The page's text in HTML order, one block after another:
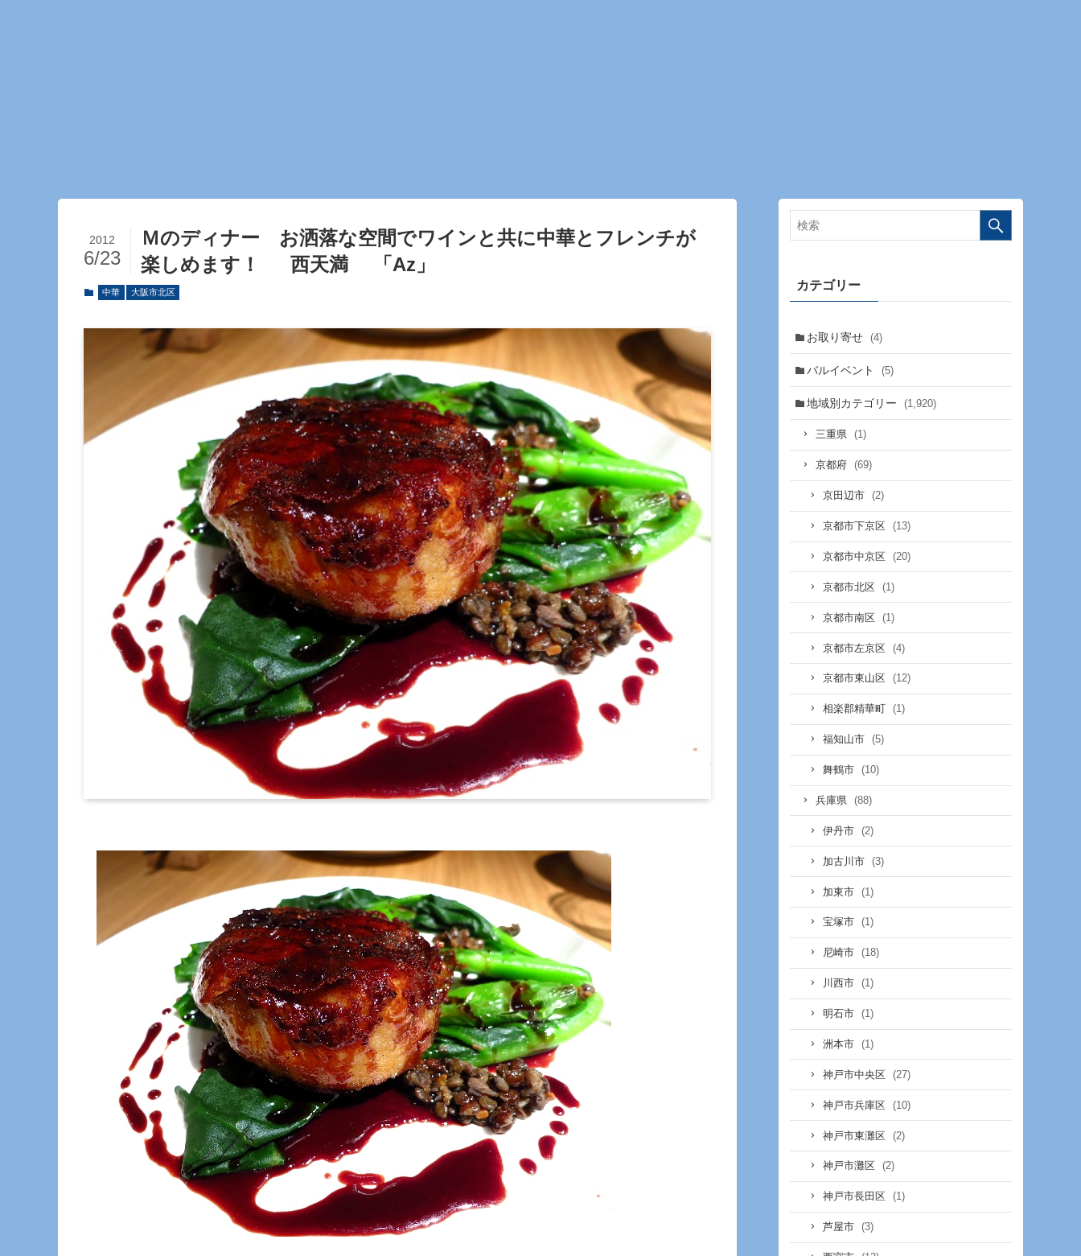
Ｍのディナー お洒落な空間でワインと共に中華とフレンチが
楽しめます！ 西天満 「Az」
2012
6/23
中華 大阪市北区 カテゴリー
お取り寄せ (4)
バルイベント (5)
地域別カテゴリー (1,920)
三重県 (1)
京都府 (69)
京田辺市 (2)
京都市下京区 (13)
京都市中京区 (20)
京都市北区 (1)
京都市南区 (1)
京都市左京区 (4)
京都市東山区 (12)
相楽郡精華町 (1)
福知山市 (5)
舞鶴市 (10)
兵庫県 (88)
伊丹市 (2)
加古川市 (3)
加東市 (1)
宝塚市 (1)
尼崎市 (18)
川西市 (1)
明石市 (1)
洲本市 (1)
神戸市中央区 (27)
神戸市兵庫区 (10)
神戸市東灘区 (2)
神戸市灘区 (2)
神戸市長田区 (1)
芦屋市 (3)